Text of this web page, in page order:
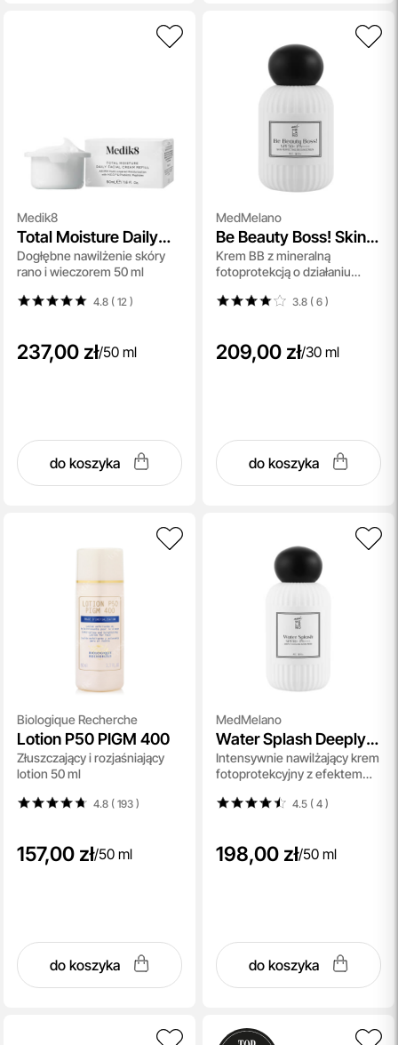
Medik8
Total Moisture Daily
Facial Cream Refill
Dogłębne nawilżenie skóry
rano i wieczorem 50 ml
4.8 ( 12 )
237,00 zł/50 ml
do koszyka
MedMelano
Be Beauty Boss! Skin
Perfecting BB
Sunscreen SPF50+ PA
++++
Krem BB z mineralną
fotoprotekcją o działaniu
3.8 ( 6)
209,00 zł/30 ml
do koszyka
Biologique Recherche
Lotion P50 PIGM 400
Złuszczający i rozjaśniający
lotion 50 ml
4.8 ( 193)
157,00 zł/50 ml
do koszyka
MedMelano
Water Splash Deeply
Cooling Sunscreen
SPF50+ PA ++++
Intensywnie nawilżający krem
fotoprotekcyjny z efektem
4.5 ( 4)
198,00 zł/50 ml
do koszyka